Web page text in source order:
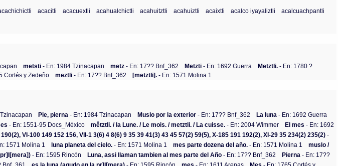
acacitli acacuextli acahualchictli acahuitztli acahuiztli acaixtli acalco iyayaliztli
acalcuachpantli
metsti - En: 1984 Tzinacapan metz - En: 17?? Bnf_362 Metzti - En: 1692 Guerra Metztli. - En: 1780 ?
Cortés y Zedeño meztli - En: 17?? Bnf_362 [metztli]. - En: 1571 Molina 1
Pie, pierna - En: 1984 Tzinacapan Muslo por la exterior - En: 17?? Bnf_362 La luna - En: 1692 Guerra
- En: 1551-95 Docs_México mêtztli. / la Lune. / Le mois. / metztli. / La cuisse. - En: 2004 Wimmer El mes - En: 1692
VI-100 149 152 156, VII-1 3(6) 4 8(6) 9 35 39 41(3) 43 45 57(2) 59(5), X-185 191 192(2), XI-29 35 234(2) 235(2) -
1571 Molina 1 luna planeta del cielo. - En: 1571 Molina 1 mes parte dozena del año. - En: 1571 Molina 1
muslo /
- En: 1595 Rincón Luna, assi llaman tambien al mes parte del Año - En: 17?? Bnf_362 Pierna - En: 17??
Bnf_361 es la luna (agudo en la pr]I[mera) - En: 1595 Rincón mes - En: 1611 Arenas Mes - En: 1765 Cortés y